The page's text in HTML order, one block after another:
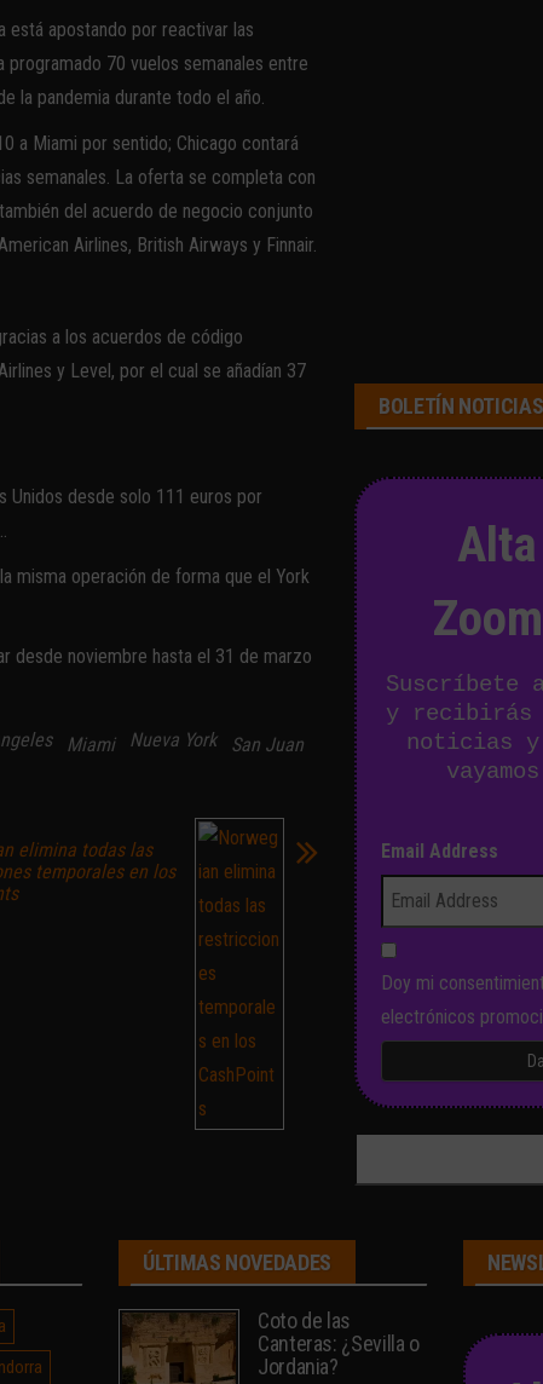
está apostando por reactivar las
70 vuelos semanales entre
la pandemia durante todo el año.
a Miami por sentido; Chicago contará
semanales. La oferta se completa con
del acuerdo de negocio conjunto
Airlines, British Airways y Finnair.
a los acuerdos de código
y Level, por el cual se añadían 37
Unidos desde solo 111 euros por
misma operación de forma que el York
desde noviembre hasta el 31 de marzo
Miami Nueva York
San Juan
elimina todas las
temporales en los
BOLETÍN NOTICIAS
Suscríbete
y recibirás
noticias y
Email Address
Doy mi
electrónicos
ÚLTIMAS NOVEDADES
Coto de las
Canteras: ¿Sevilla o
Jordania?